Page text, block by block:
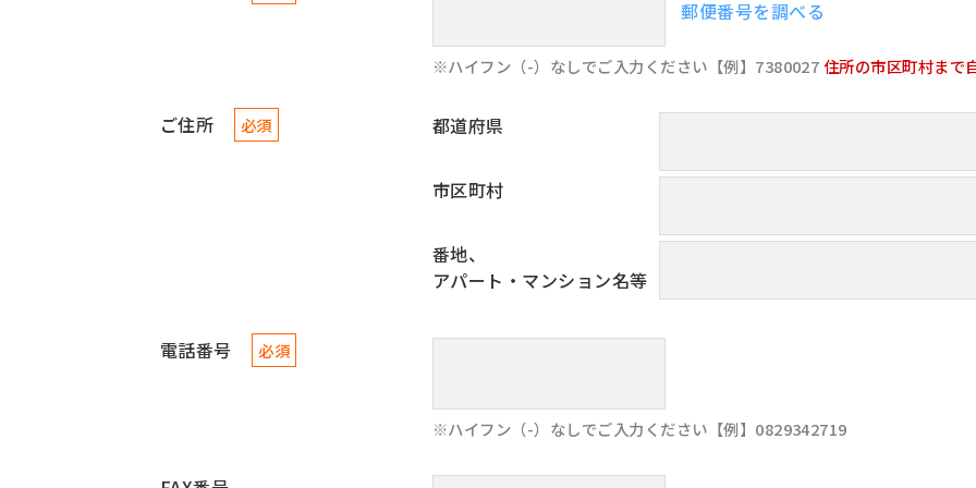
郵便番号を調べる
※ハイフン（-）なしでご入力ください【例】7380027住所の市区町村まで
ご住所 必須 都道府県
市区町村
番地、
アパート・マンション名等
電話番号 必須
※ハイフン（-）なしでご入力ください【例】0829342719